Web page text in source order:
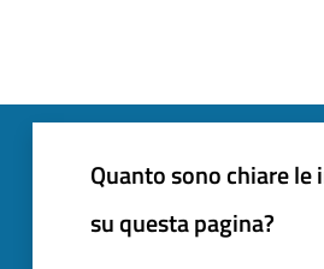
Quanto sono chiare
su questa pagina?